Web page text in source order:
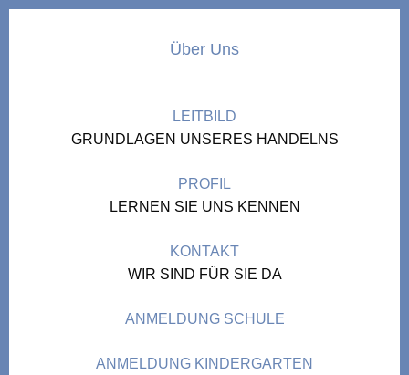
Über Uns
LEITBILD
GRUNDLAGEN UNSERES HANDELNS
PROFIL
LERNEN SIE UNS KENNEN
KONTAKT
WIR SIND FÜR SIE DA
ANMELDUNG SCHULE
ANMELDUNG KINDERGARTEN